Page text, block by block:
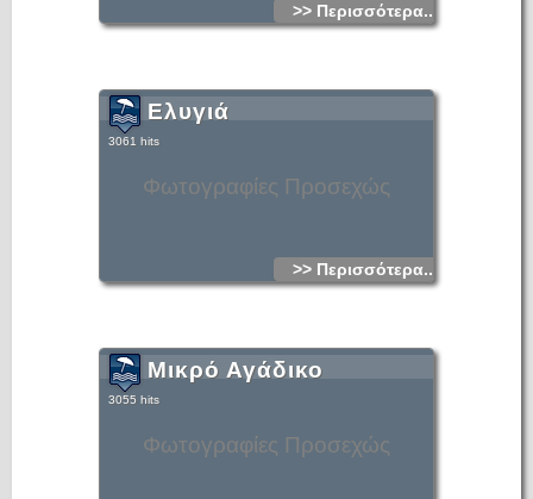
>> Περισσότερα...
Φωτογραφίες Προσεχώς
Ελυγιά
3061 hits
>> Περισσότερα...
Φωτογραφίες Προσεχώς
Μικρό Αγάδικο
3055 hits